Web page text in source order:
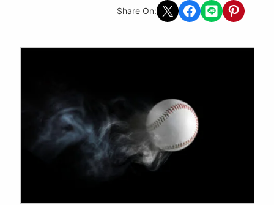
Share On: Share on X Share on Facebook
Share on LINEShare on